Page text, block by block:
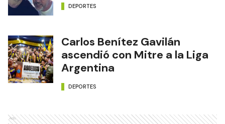
DEPORTES
Carlos Benítez Gavilán
ascendió con Mitre a la Liga
Argentina
DEPORTES
Ads